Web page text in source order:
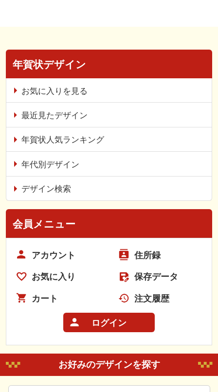
年賀状デザイン
お気に入りを見る
最近見たデザイン
年賀状人気ランキング
年代別デザイン
デザイン検索
会員メニュー
アカウント 住所録
お気に入り 保存データ
カート 注文履歴
ログイン
お好みのデザインを探す